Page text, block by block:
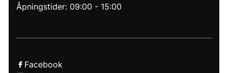
Åpningstider: 09:00 - 15:00
Facebook